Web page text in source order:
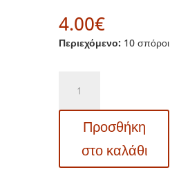
4.00€
Περιεχόμενο: 10 σπόροι
Μίλιον
μπελς
πετούνια
Προσθήκη
στο καλάθι